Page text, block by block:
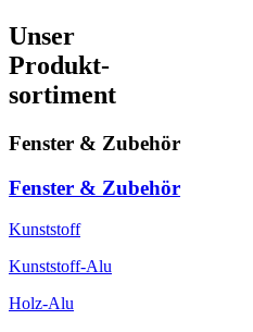
Unser
Produkt-
sortiment
Fenster & Zubehör
Fenster & Zubehör
Kunststoff
Kunststoff-Alu
Holz-Alu